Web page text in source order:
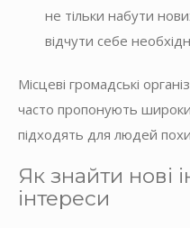
не тільки набути
відчути себе
Місцеві громадські
часто пропонують
підходять для людей
Як знайти нові
інтереси